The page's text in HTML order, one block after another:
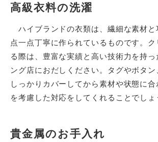
高級衣料の洗濯
ハイブランドの衣類は、繊細な素材と
点一点丁寧に作られているものです。
る際は、豊富な実績と高い技術力を持
ング店におだしください。タグやボタ
しっかりカバーしてから素材や状態に
を考慮した対応をしてくれることでしょ
貴金属のお手入れ